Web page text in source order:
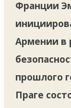
Франции
Армении в
прошлого
Праге